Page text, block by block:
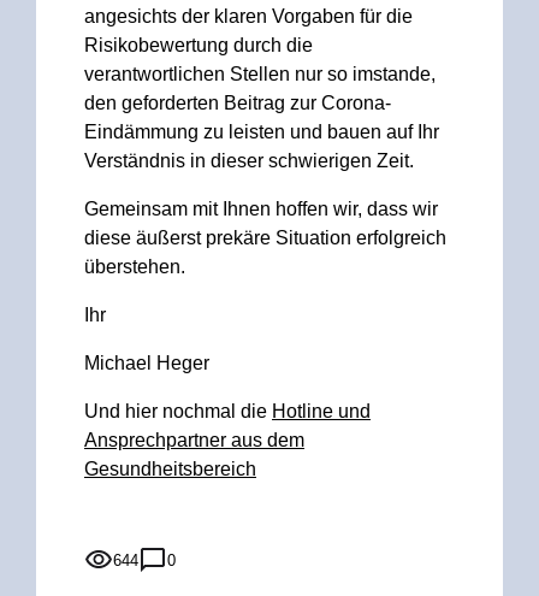
angesichts der klaren Vorgaben für die
Risikobewertung durch die
verantwortlichen Stellen nur so imstande,
den geforderten Beitrag zur Corona-
Eindämmung zu leisten und bauen auf Ihr
Verständnis in dieser schwierigen Zeit.
Gemeinsam mit Ihnen hoffen wir, dass wir
diese äußerst prekäre Situation erfolgreich
überstehen.
Ihr
Michael Heger
Und hier nochmal die Hotline und
Ansprechpartner aus dem
Gesundheitsbereich
644 0